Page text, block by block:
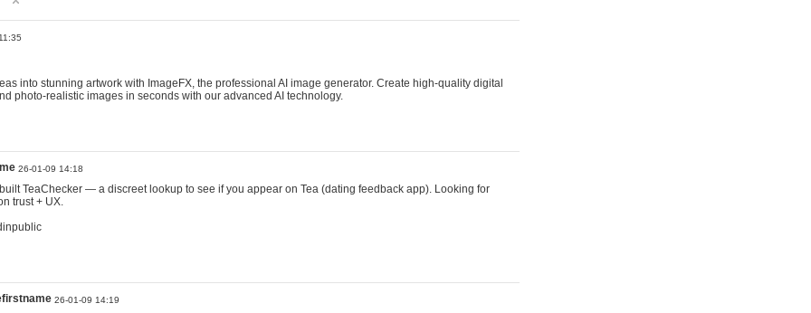
into stunning artwork with ImageFX, the professional AI image generator. Create high-quality digital
photo-realistic images in seconds with our advanced AI technology.
26-01-09 14:18
TeaChecker — a discreet lookup to see if you appear on Tea (dating feedback app). Looking for
trust + UX.
26-01-09 14:19